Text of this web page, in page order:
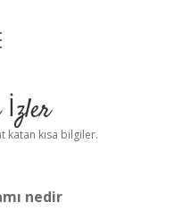
İzler
katan kısa bilgiler.
nedir